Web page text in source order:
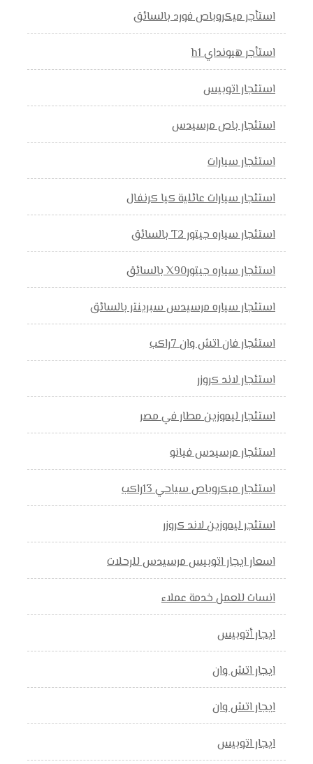
استأجر ميكروباص فورد بالسائق
استأجر هيونداي h1
استئجار اتوبيس
استئجار باص مرسيدس
استئجار سيارات
استئجار سيارات عائلية كيا كرنفال
استئجار سياره جيتور T2 بالسائق
استئجار سياره جيتورX90 بالسائق
استئجار سياره مرسيدس سبرينتر بالسائق
استئجار فان اتش وان 7راكب
استئجار لاند كروزر
استئجار ليموزين مطار في مصر
استئجار مرسيدس فيانو
استئجار ميكروباص سياحي 13راكب
استئجر ليموزين لاند كروزر
اسعار ايجار اتوبيس مرسيدس للرحلات
انسات للعمل خدمة عملاء
ايجار أتوبيس
ايجار اتش وان
ايجار اتش وان
ايجار اتوبيس